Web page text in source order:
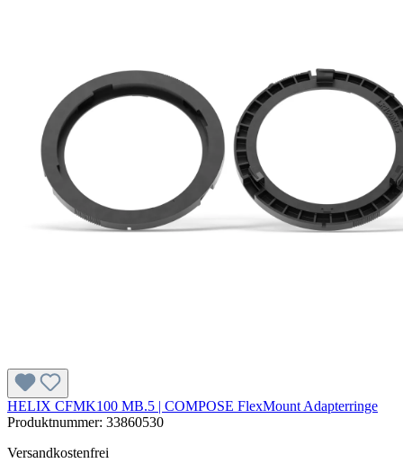
HELIX CFMK100 MB.5 | COMPOSE FlexMount Adapterringe
Produktnummer: 33860530
Versandkostenfrei